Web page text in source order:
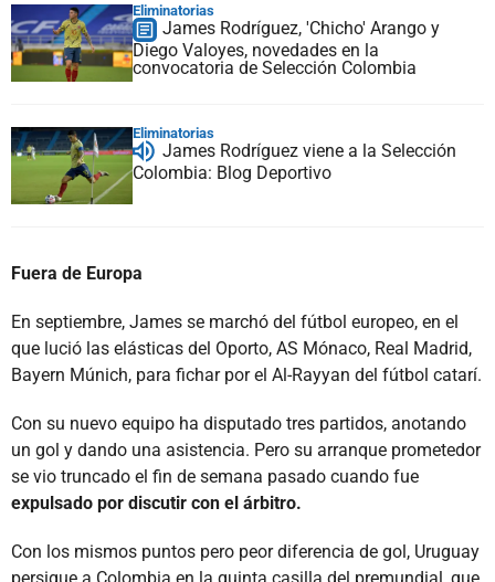
Eliminatorias
James Rodríguez, 'Chicho' Arango y
Diego Valoyes, novedades en la
convocatoria de Selección Colombia
Eliminatorias
James Rodríguez viene a la Selección
Colombia: Blog Deportivo
Fuera de Europa
En septiembre, James se marchó del fútbol europeo, en el
que lució las elásticas del Oporto, AS Mónaco, Real Madrid,
Bayern Múnich, para fichar por el Al-Rayyan del fútbol catarí.
Con su nuevo equipo ha disputado tres partidos, anotando
un gol y dando una asistencia. Pero su arranque prometedor
se vio truncado el fin de semana pasado cuando fue
expulsado por discutir con el árbitro.
Con los mismos puntos pero peor diferencia de gol, Uruguay
persigue a Colombia en la quinta casilla del premundial, que